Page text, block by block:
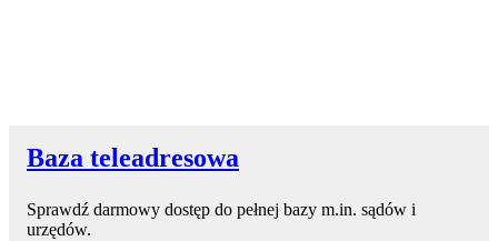
Baza teleadresowa
Sprawdź darmowy dostęp do pełnej bazy m.in. sądów i
urzędów.